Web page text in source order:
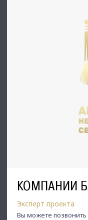
КОМПАНИИ
Эксперт проекта
Вы можете позвонить